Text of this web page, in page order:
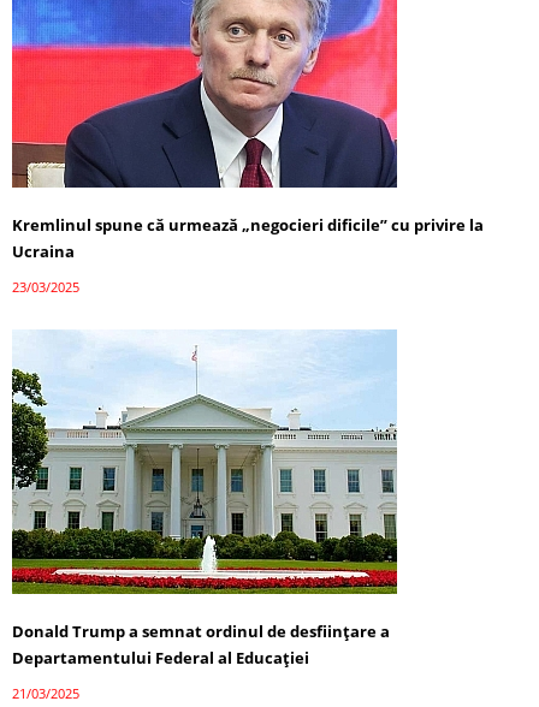
Kremlinul spune că urmează „negocieri dificile” cu privire la
Ucraina
23/03/2025
Donald Trump a semnat ordinul de desființare a
Departamentului Federal al Educației
21/03/2025